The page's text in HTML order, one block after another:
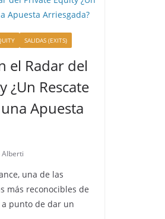
SALIDAS (EXITS)
el Radar del
¿Un Rescate
Apuesta
Alberti
una de las
más reconocibles de
a punto de dar un